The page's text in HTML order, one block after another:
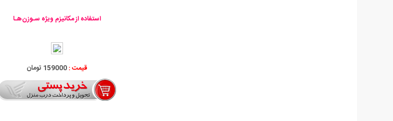
استفاده از مکانیزم ویژه سـوزن‌هـا
قیمت :159000 تومان